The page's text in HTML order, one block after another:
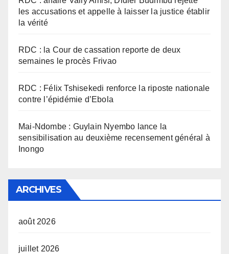
les accusations et appelle à laisser la justice établir
la vérité
RDC : la Cour de cassation reporte de deux
semaines le procès Frivao
RDC : Félix Tshisekedi renforce la riposte nationale
contre l’épidémie d’Ebola
Mai-Ndombe : Guylain Nyembo lance la
sensibilisation au deuxième recensement général à
Inongo
ARCHIVES
août 2026
juillet 2026